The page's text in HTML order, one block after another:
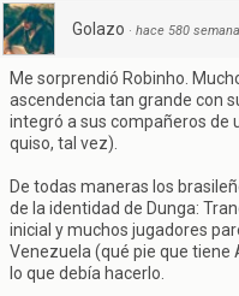
Golazo · hace 580
Me sorprendió Robinho.
ascendencia tan grande con
integró a sus compañeros de
quiso, tal vez).
De todas maneras los
de la identidad de Dunga:
inicial y muchos jugadores
Venezuela (qué pie que tiene
lo que debía hacerlo.